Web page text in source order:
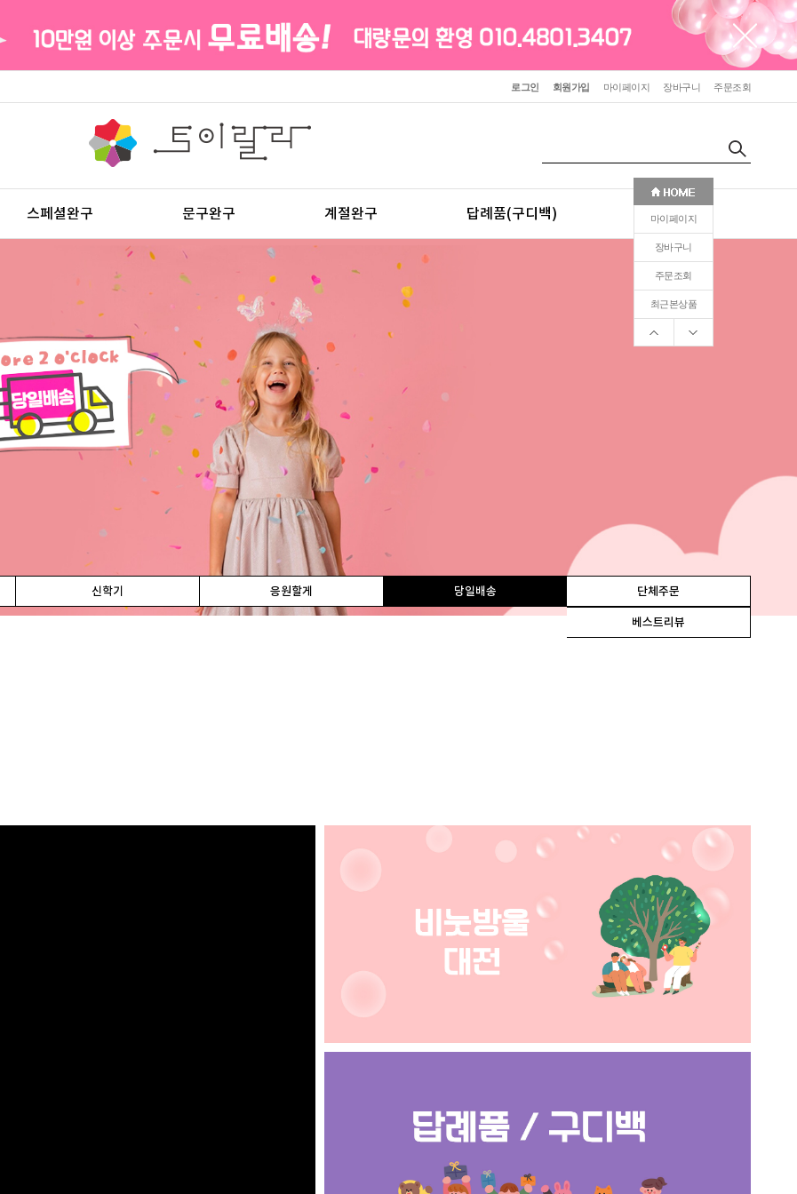
마이페이지
장바구니
주문조회
최근본상품
로그인 회원가입 마이페이지 장바구니 주문조회
스페셜완구 문구완구 계절완구 답례품(구디백) 판촉(인쇄)
신학기 응원할게 당일배송 단체주문
베스트리뷰